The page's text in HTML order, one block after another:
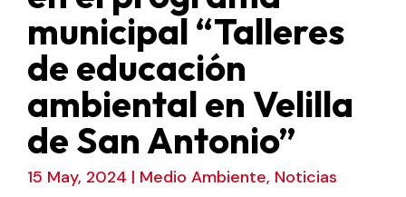
municipal “Talleres
de educación
ambiental en Velilla
de San Antonio”
15 May, 2024 | Medio Ambiente, Noticias